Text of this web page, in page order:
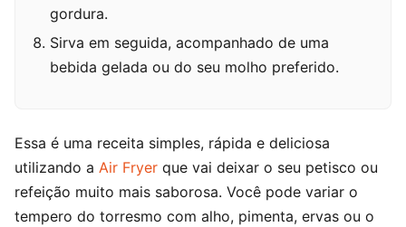
gordura.
Sirva em seguida, acompanhado de uma
bebida gelada ou do seu molho preferido.
Essa é uma receita simples, rápida e deliciosa
utilizando a Air Fryer que vai deixar o seu petisco ou
refeição muito mais saborosa. Você pode variar o
tempero do torresmo com alho, pimenta, ervas ou o